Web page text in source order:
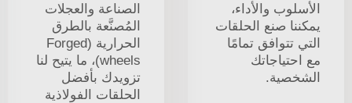
الأسلوب والأداء،
يمكننا صنع الحلقات
التي تتوافق تمامًا
مع احتياجاتك
الشخصية.
الصناعة والعجلات
المُصنَّعة بالطرق
الحرارية (Forged
wheels)، ما يتيح لنا
تزويدك بأفضل
الحلقات الفولاذية